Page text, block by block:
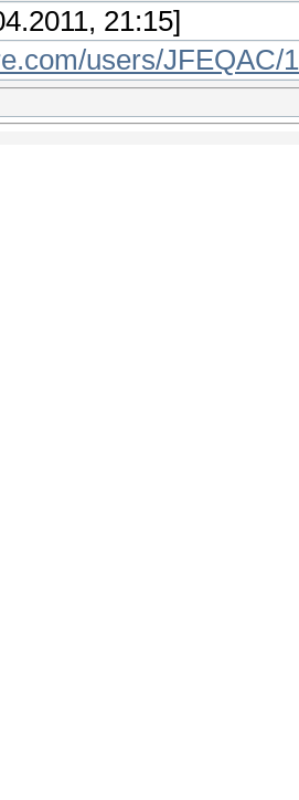
21:15]
users/JFEQAC/